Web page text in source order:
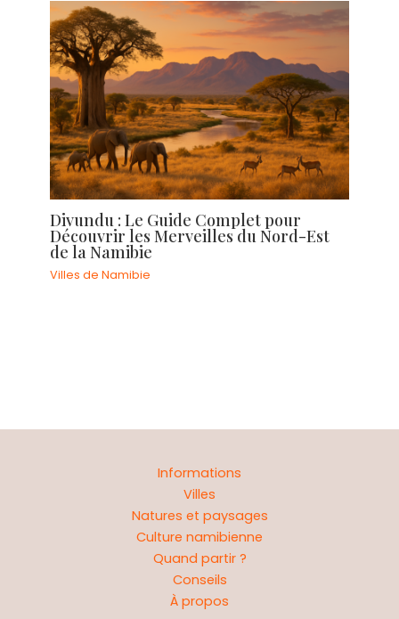
Divundu : Le Guide Complet pour
Découvrir les Merveilles du Nord-Est
de la Namibie
Villes de Namibie
Informations
Villes
Natures et paysages
Culture namibienne
Quand partir ?
Conseils
À propos